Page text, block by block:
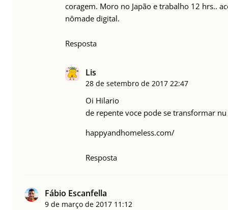
coragem. Moro no Japão e trabalho 12 hrs..
nômade digital.
Resposta
Lis
28 de setembro de 2017 22:47
Oi Hilario
de repente voce pode se transformar
happyandhomeless.com/
Resposta
Fábio Escanfella
9 de março de 2017 11:12